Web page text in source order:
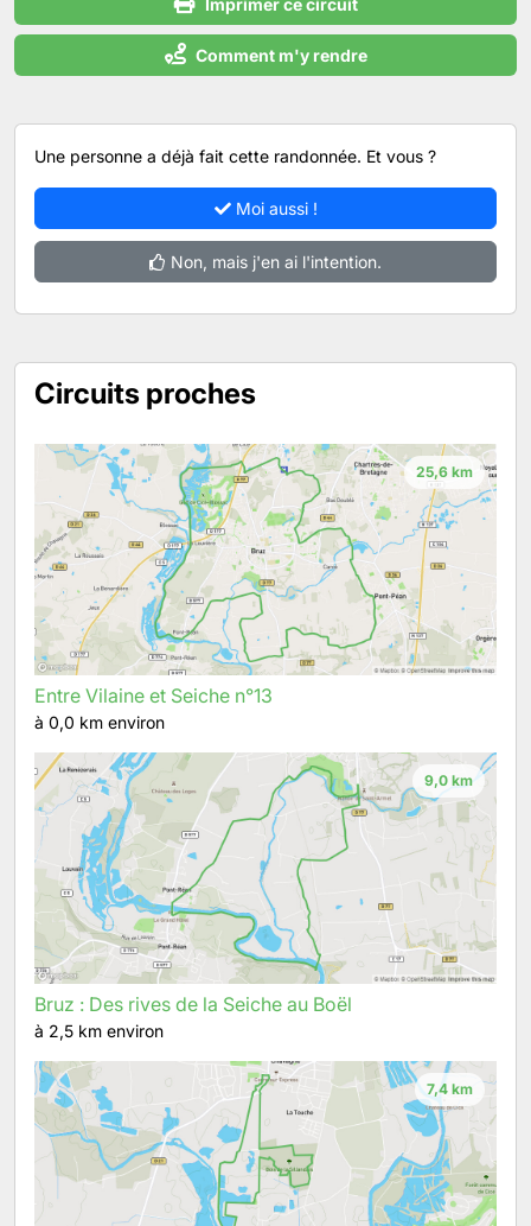
Imprimer ce circuit
Comment m'y rendre
Une personne a déjà fait cette randonnée. Et vous ?
Moi aussi !
Non, mais j'en ai l'intention.
Circuits proches
25,6 km
Entre Vilaine et Seiche n°13
à 0,0 km environ
9,0 km
Bruz : Des rives de la Seiche au Boël
à 2,5 km environ
7,4 km